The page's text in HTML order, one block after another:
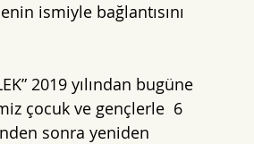
ismiyle bağlantısını
2019 yılından bugüne
çocuk ve gençlerle  6
sonra yeniden